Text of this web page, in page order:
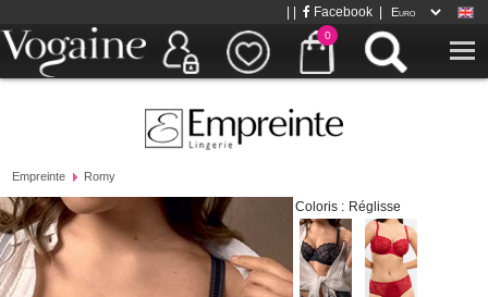
0
Facebook
Empreinte Romy
Coloris : Réglisse